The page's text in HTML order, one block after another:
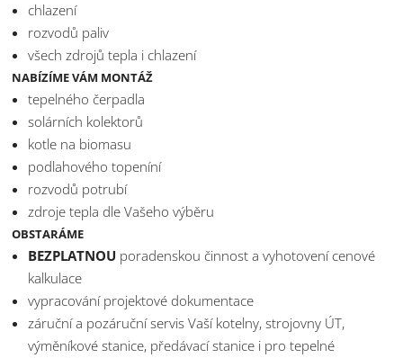
chlazení
rozvodů paliv
všech zdrojů tepla i chlazení
NABÍZÍME VÁM MONTÁŽ
tepelného čerpadla
solárních kolektorů
kotle na biomasu
podlahového topeníní
rozvodů potrubí
zdroje tepla dle Vašeho výběru
OBSTARÁME
BEZPLATNOU poradenskou činnost a vyhotovení cenové
kalkulace
vypracování projektové dokumentace
záruční a pozáruční servis Vaší kotelny, strojovny ÚT,
výměníkové stanice, předávací stanice i pro tepelné